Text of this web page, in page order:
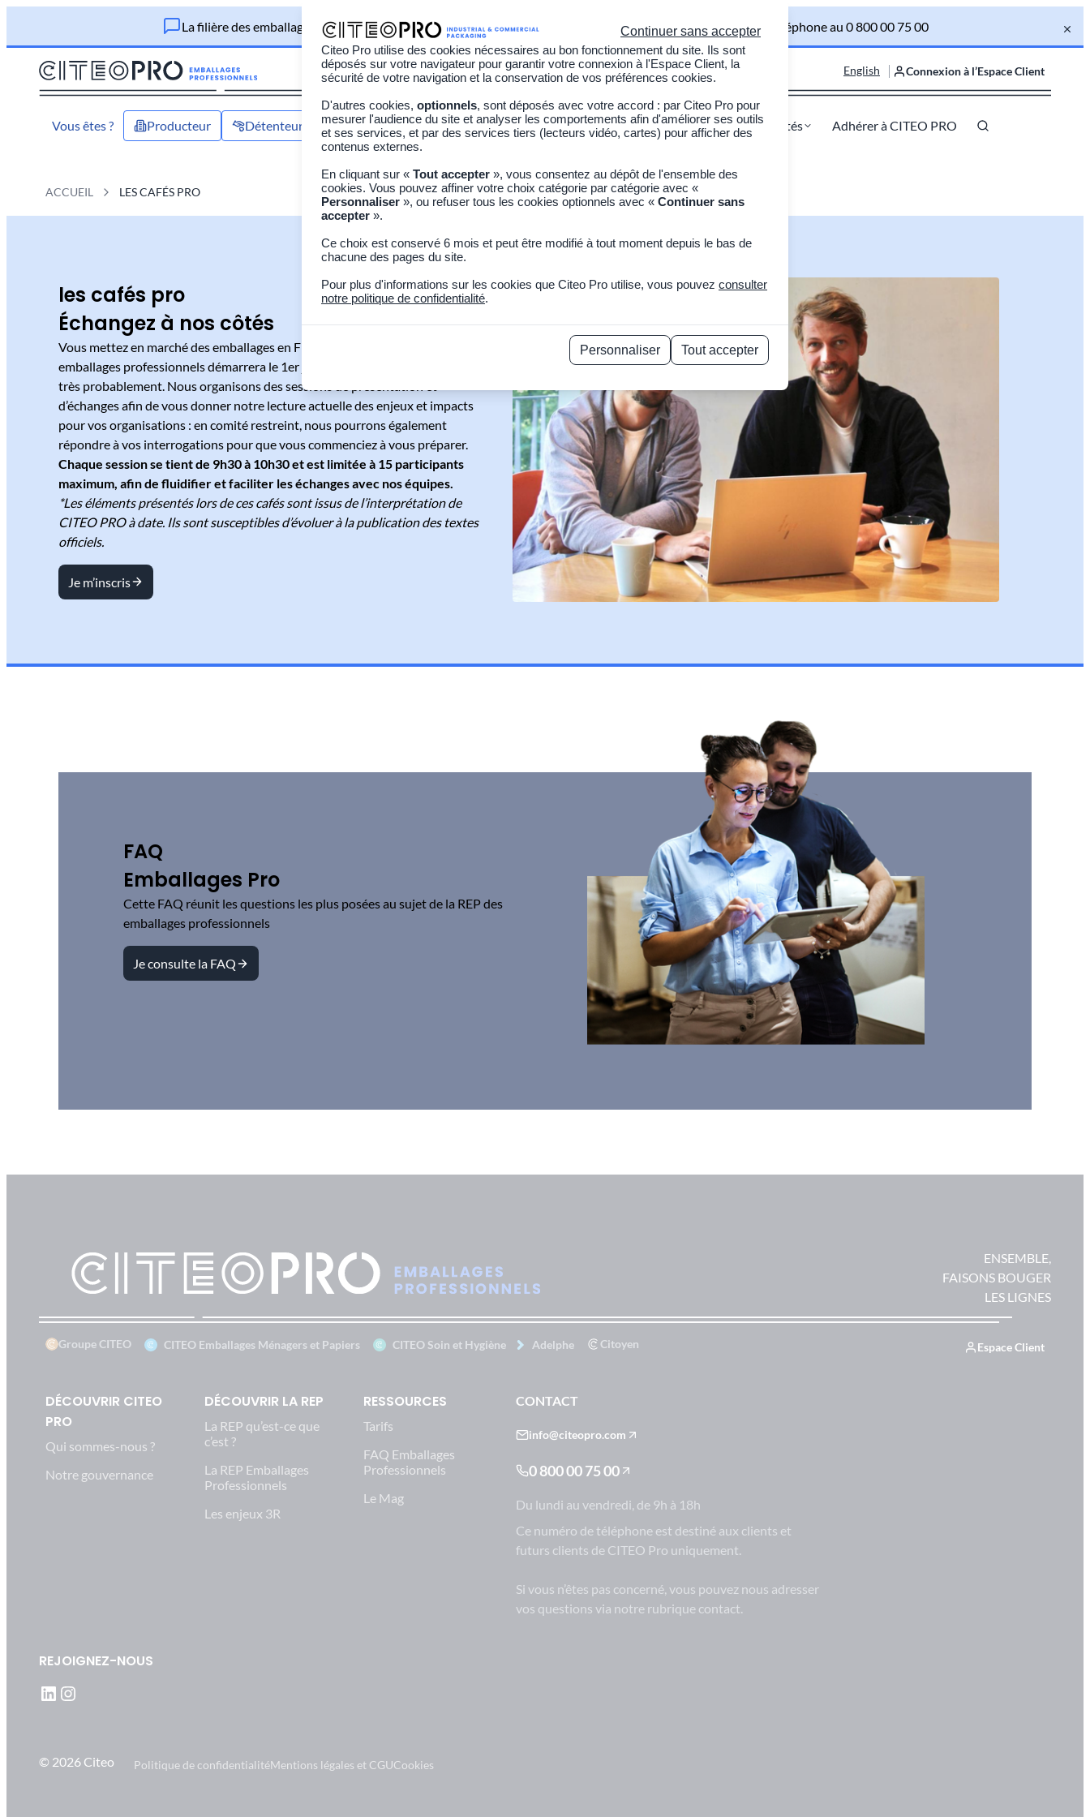
La filière des emballages professionnels est en place. Contactez-nous à l'adresse info@citeopro.com ou par téléphone au 0 800 00 75 00
English Connexion à l’Espace Client
Vous êtes ? Producteur Détenteur Acteur du réemploi Opérateur Collectivité À propos Actualités Adhérer à CITEO PRO
ACCUEIL LES CAFÉS PRO
les cafés pro
Échangez à nos côtés
Vous mettez en marché des emballages en France ? La nouvelle filière des
emballages professionnels démarrera le 1er juillet 2026, et vous concerne
très probablement. Nous organisons des sessions de présentation et
d’échanges afin de vous donner notre lecture actuelle des enjeux et impacts
pour vos organisations : en comité restreint, nous pourrons également
répondre à vos interrogations pour que vous commenciez à vous préparer.
Chaque session se tient de 9h30 à 10h30 et est limitée à 15 participants
maximum, afin de fluidifier et faciliter les échanges avec nos équipes.
*Les éléments présentés lors de ces cafés sont issus de l’interprétation de
CITEO PRO à date. Ils sont susceptibles d’évoluer à la publication des textes
officiels.
Je m’inscris
FAQ
Emballages Pro
Cette FAQ réunit les questions les plus posées au sujet de la REP des
emballages professionnels
Je consulte la FAQ
ENSEMBLE,
FAISONS BOUGER
LES LIGNES
Groupe CITEO CITEO Emballages Ménagers et Papiers CITEO Soin et Hygiène Adelphe Citoyen Espace Client
DÉCOUVRIR CITEO
PRO
Qui sommes-nous ?
Notre gouvernance
DÉCOUVRIR LA REP
La REP qu’est-ce que
c’est ?
La REP Emballages
Professionnels
Les enjeux 3R
RESSOURCES
Tarifs
FAQ Emballages
Professionnels
Le Mag
CONTACT
info@citeopro.com
0 800 00 75 00
Du lundi au vendredi, de 9h à 18h
Ce numéro de téléphone est destiné aux clients et
futurs clients de CITEO Pro uniquement.
Si vous n’êtes pas concerné, vous pouvez nous adresser
vos questions via notre rubrique contact.
REJOIGNEZ-NOUS
LinkedIn Instagram
© 2026 Citeo Politique de confidentialitéMentions légales et CGUCookies
Continuer sans accepter
Citeo Pro utilise des cookies nécessaires au bon fonctionnement du site. Ils sont
déposés sur votre navigateur pour garantir votre connexion à l'Espace Client, la
sécurité de votre navigation et la conservation de vos préférences cookies.
D'autres cookies, optionnels, sont déposés avec votre accord : par Citeo Pro pour
mesurer l'audience du site et analyser les comportements afin d'améliorer ses outils
et ses services, et par des services tiers (lecteurs vidéo, cartes) pour afficher des
contenus externes.
En cliquant sur « Tout accepter », vous consentez au dépôt de l'ensemble des
cookies. Vous pouvez affiner votre choix catégorie par catégorie avec «
Personnaliser », ou refuser tous les cookies optionnels avec « Continuer sans
accepter ».
Ce choix est conservé 6 mois et peut être modifié à tout moment depuis le bas de
chacune des pages du site.
Pour plus d'informations sur les cookies que Citeo Pro utilise, vous pouvez consulter
notre politique de confidentialité.
Personnaliser
Tout accepter